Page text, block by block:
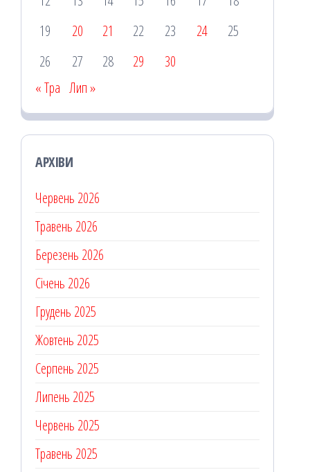
19
20 21 22 23 24
25
26
27 28 29
30
« Тра Лип »
АРХІВИ
Червень 2026
Травень 2026
Березень 2026
Січень 2026
Грудень 2025
Жовтень 2025
Серпень 2025
Липень 2025
Червень 2025
Травень 2025